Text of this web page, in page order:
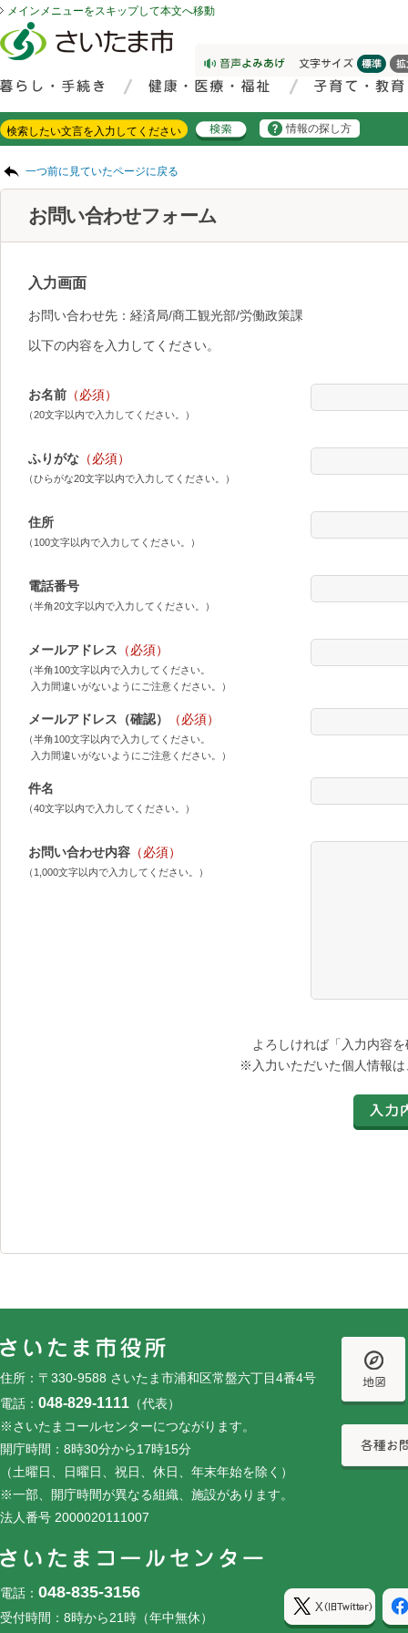
メインメニューをスキップして本文へ移動
情報の探し方
一つ前に見ていたページに戻る
お問い合わせフォーム
入力画面
お問い合わせ先：経済局/商工観光部/労働政策課
以下の内容を入力してください。
お名前 （必須）
（20文字以内で入力してください。）
ふりがな （必須）
（ひらがな20文字以内で入力してください。）
住所
（100文字以内で入力してください。）
電話番号
（半角20文字以内で入力してください。）
メールアドレス （必須）
（半角100文字以内で入力してください。
入力間違いがないようにご注意ください。）
メールアドレス（確認） （必須）
（半角100文字以内で入力してください。
入力間違いがないようにご注意ください。）
件名
（40文字以内で入力してください。）
お問い合わせ内容 （必須）
（1,000文字以内で入力してください。）
よろしければ「入力内容
※入力いただいた個人情報
住所：〒330-9588 さいたま市浦和区常盤六丁目4番4号
電話： 048-829-1111 （代表）
※さいたまコールセンターにつながります。
開庁時間：8時30分から17時15分
（土曜日、日曜日、祝日、休日、年末年始を除く）
※一部、開庁時間が異なる組織、施設があります。
法人番号 2000020111007
電話： 048-835-3156
受付時間：8時から21時（年中無休）